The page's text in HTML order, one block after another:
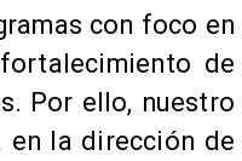
con foco en
de
Por ello, nuestro
en la dirección de